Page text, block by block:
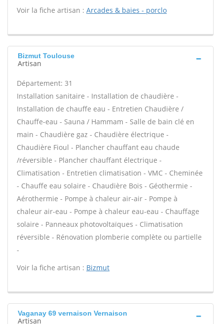
Voir la fiche artisan : Arcades & baies - porclo
Bizmut Toulouse
Artisan
Département: 31
Installation sanitaire - Installation de chaudière -
Installation de chauffe eau - Entretien Chaudière /
Chauffe-eau - Sauna / Hammam - Salle de bain clé en
main - Chaudière gaz - Chaudière électrique -
Chaudière Fioul - Plancher chauffant eau chaude
/réversible - Plancher chauffant électrique -
Climatisation - Entretien climatisation - VMC - Cheminée
- Chauffe eau solaire - Chaudière Bois - Géothermie -
Aérothermie - Pompe à chaleur air-air - Pompe à
chaleur air-eau - Pompe à chaleur eau-eau - Chauffage
solaire - Panneaux photovoltaïques - Climatisation
réversible - Rénovation plomberie complète ou partielle
-
Voir la fiche artisan : Bizmut
Vaganay 69 vernaison Vernaison
Artisan